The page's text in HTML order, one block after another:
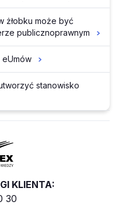
żłobku może być
publicznoprawnym
eUmów
stanowisko
KLIENTA:
30